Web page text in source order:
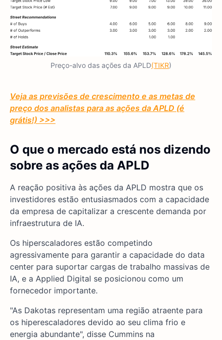
Preço-alvo das ações da APLD(TIKR)
Veja as previsões de crescimento e as metas de
preço dos analistas para as ações da APLD (é
grátis!) >>>
O que o mercado está nos dizendo
sobre as ações da APLD
A reação positiva às ações da APLD mostra que os
investidores estão entusiasmados com a capacidade
da empresa de capitalizar a crescente demanda por
infraestrutura de IA.
Os hiperscaladores estão competindo
agressivamente para garantir a capacidade do data
center para suportar cargas de trabalho massivas de
IA, e a Applied Digital se posicionou como um
fornecedor importante.
"As Dakotas representam uma região atraente para
os hiperescaladores devido ao seu clima frio e
energia abundante", disse Cummins na